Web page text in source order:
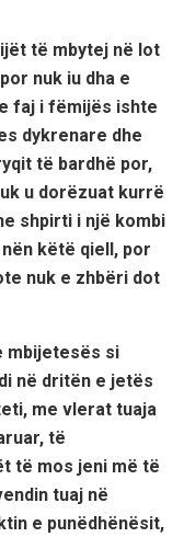
të mbytej në lot
nuk iu dha e
faj i fëmijës ishte
dykrenare dhe
të bardhë por,
u dorëzuat kurrë
shpirti i një kombi
këtë qiell, por
nuk e zhbëri dot
mbijetesës si
në dritën e jetës
me vlerat tuaja
të
të mos jeni më të
tuaj në
e punëdhënësit,